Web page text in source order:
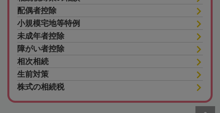
配偶者控除
小規模宅地等特例
未成年者控除
障がい者控除
相次相続
生前対策
株式の相続税